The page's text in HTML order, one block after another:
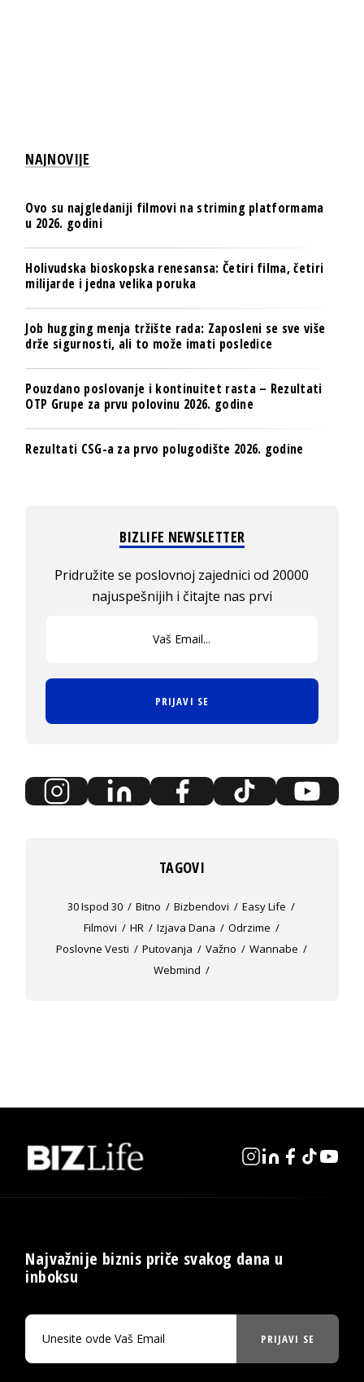
NAJNOVIJE
Ovo su najgledaniji filmovi na striming platformama
u 2026. godini
Holivudska bioskopska renesansa: Četiri filma, četiri
milijarde i jedna velika poruka
Job hugging menja tržište rada: Zaposleni se sve više
drže sigurnosti, ali to može imati posledice
Pouzdano poslovanje i kontinuitet rasta – Rezultati
OTP Grupe za prvu polovinu 2026. godine
Rezultati CSG-a za prvo polugodište 2026. godine
BIZLIFE NEWSLETTER
Pridružite se poslovnoj zajednici od 20000
najuspešnijih i čitajte nas prvi
PRIJAVI SE
TAGOVI
30 Ispod 30 Bitno Bizbendovi
Easy Life
Filmovi
HR Izjava Dana
Odrzime
Poslovne Vesti
Putovanja Važno
Wannabe
Webmind
Najvažnije biznis priče svakog dana u
inboksu
PRIJAVI SE